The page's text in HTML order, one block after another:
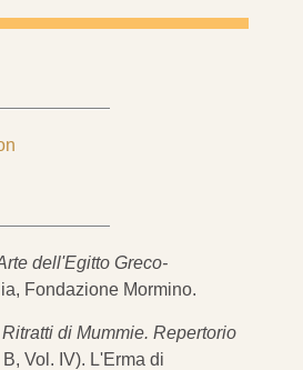
dell'Egitto Greco-
Fondazione Mormino.
Ritratti di Mummie. Repertorio
Vol. IV). L'Erma di